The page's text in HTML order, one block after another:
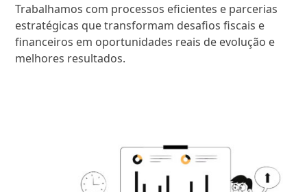
Trabalhamos com processos eficientes e parcerias
estratégicas que transformam desafios fiscais e
financeiros em oportunidades reais de evolução e
melhores resultados.